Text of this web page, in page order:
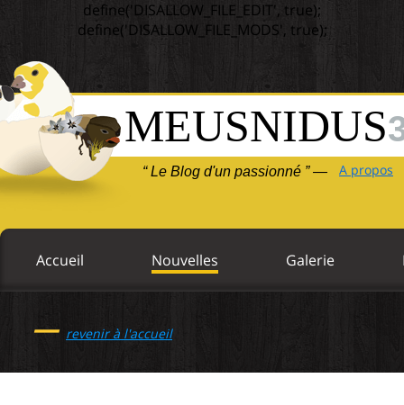
define('DISALLOW_FILE_EDIT', true);
define('DISALLOW_FILE_MODS', true);
MEUSNIDUS
“ Le Blog d'un passionné ” — A propos
Accueil Nouvelles Galerie
— revenir à l'accueil